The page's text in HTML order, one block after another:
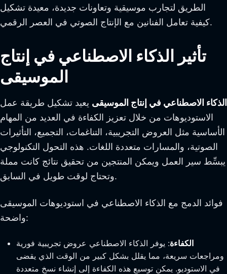
الطريق لتجارب موسيقية وتعاونات جديدة، معيدة تشكيل
كيفية تعامل الفنانين مع الإنتاج الصوتي في العصر الرقمي.
تأثير الذكاء الاصطناعي في إنتاج
الموسيقى
الذكاء الاصطناعي في إنتاج الموسيقى يعيد تشكيل طريقة عمل
الاستوديوهات من خلال تعزيز الكفاءة في العديد من المهام
الأساسية مثل العروض التجريبية، التناغمات، التجميع، التأثيرات
الصوتية، والمسارات متعددة اللغات. هذه التحول التكنولوجي
يبسِّط سير العمل ويمكن المنتجين من تحقيق نتائج كانت مملة
وتحتاج لوقت طويل في السابق.
فوائد الدمج مع الذكاء الاصطناعي في استوديوهات الموسيقى
واضحة:
الكفاءة: يوفر الذكاء الاصطناعي عروض تجريبية فورية
ومراجعات سريعة، مما يقلل بشكل كبير من الوقت الذي يقضى
في الاستوديو. يمكن توسيع هذه الكفاءة إلى إنشاء نسخ متعددة